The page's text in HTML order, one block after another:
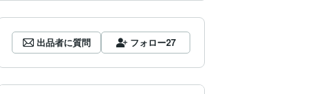
出品者に質問 フォロー27